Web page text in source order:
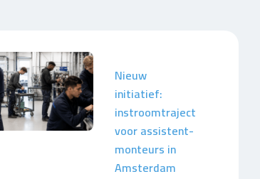
Nieuw
initiatief:
instroomtraject
voor assistent-
monteurs in
Amsterdam